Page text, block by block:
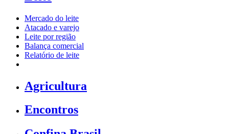
Mercado do leite
Atacado e varejo
Leite por região
Balança comercial
Relatório de leite
Agricultura
Encontros